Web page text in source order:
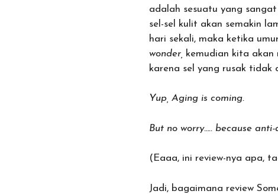
adalah sesuatu yang
sel-sel kulit akan semakin
hari sekali, maka ketika
wonder, kemudian kita akan
karena sel yang rusak
Yup, Aging is coming.
But no worry….. because
(Eaaa, ini review-nya apa,
Jadi, bagaimana review